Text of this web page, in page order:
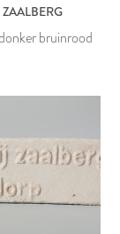
ZAALBERG
bruinrood